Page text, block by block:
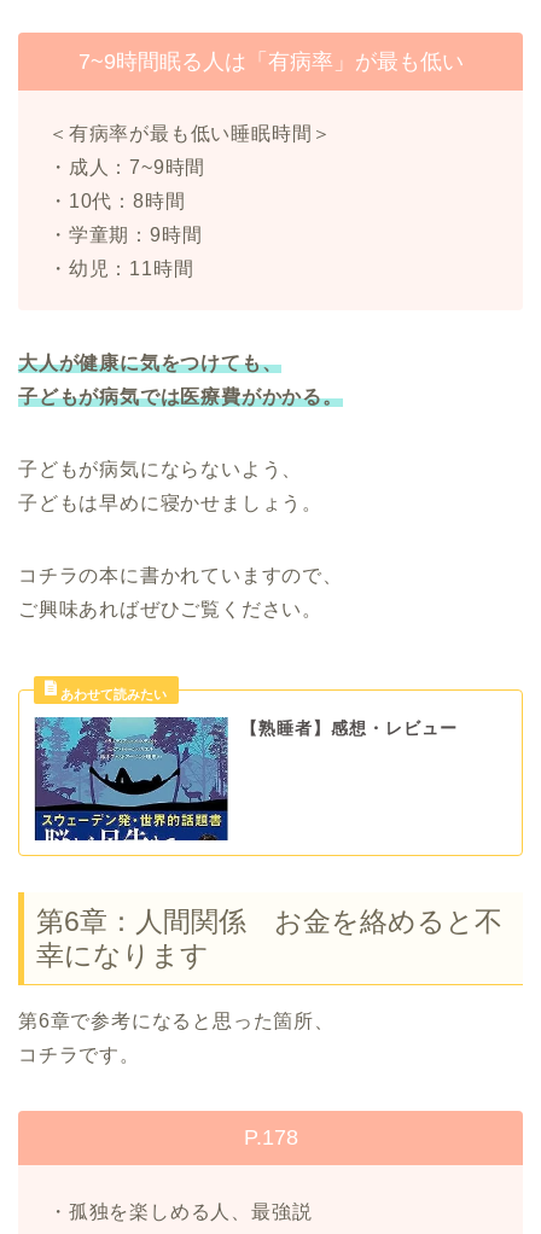
7~9時間眠る人は「有病率」が最も低い
＜有病率が最も低い睡眠時間＞
・成人：7~9時間
・10代：8時間
・学童期：9時間
・幼児：11時間
大人が健康に気をつけても、
子どもが病気では医療費がかかる。
子どもが病気にならないよう、
子どもは早めに寝かせましょう。
コチラの本に書かれていますので、
ご興味あればぜひご覧ください。
【熟睡者】感想・レビュー
第6章：人間関係 お金を絡めると不
幸になります
第6章で参考になると思った箇所、
コチラです。
P.178
・孤独を楽しめる人、最強説